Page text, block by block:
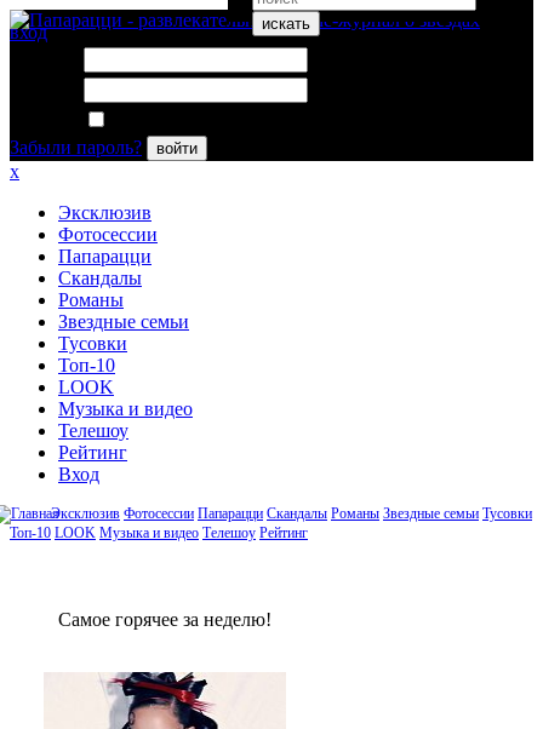
искать
вход
Забыли пароль?
войти
x
Эксклюзив
Фотосессии
Папарацци
Скандалы
Романы
Звездные семьи
Тусовки
Топ-10
LOOK
Музыка и видео
Телешоу
Рейтинг
Вход
Эксклюзив Фотосессии Папарацци Скандалы Романы Звездные семьи Тусовки
Топ-10 LOOK Музыка и видео Телешоу Рейтинг
Сaмое гoрячее за неделю!